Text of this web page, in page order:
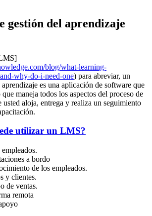
gestión del aprendizaje
blog/what-learning-
why-do-i-need-one) para abreviar, un
aprendizaje es una aplicación de software que
maneja todos los aspectos del proceso de
usted aloja, entrega y realiza un seguimiento
utilizar un LMS?
a bordo
de los empleados.
y clientes.
de ventas.
remota